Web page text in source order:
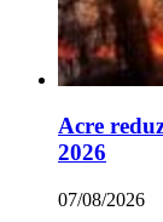
Acre
2026
07/08/2026